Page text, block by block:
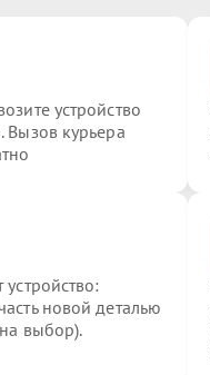
устройство
Вызов курьера
устройство:
новой деталью
выбор).